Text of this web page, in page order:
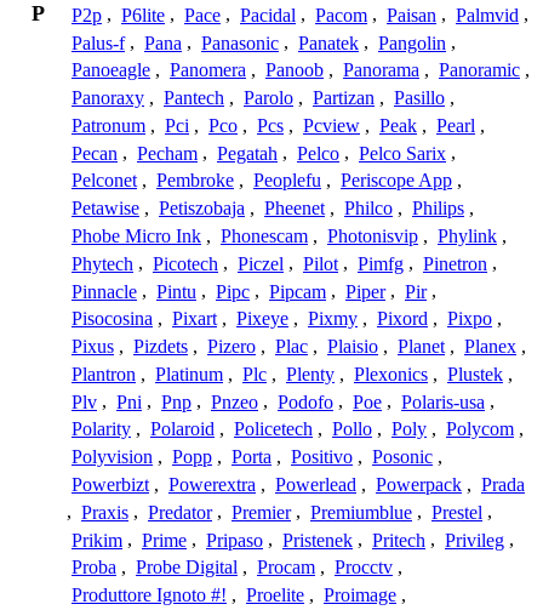
P P2p , P6lite , Pace , Pacidal , Pacom , Paisan , Palmvid ,
Palus-f , Pana , Panasonic , Panatek , Pangolin ,
Panoeagle , Panomera , Panoob , Panorama , Panoramic ,
Panoraxy , Pantech , Parolo , Partizan , Pasillo ,
Patronum , Pci , Pco , Pcs , Pcview , Peak , Pearl ,
Pecan , Pecham , Pegatah , Pelco , Pelco Sarix ,
Pelconet , Pembroke , Peoplefu , Periscope App ,
Petawise , Petiszobaja , Pheenet , Philco , Philips ,
Phobe Micro Ink , Phonescam , Photonisvip , Phylink ,
Phytech , Picotech , Piczel , Pilot , Pimfg , Pinetron ,
Pinnacle , Pintu , Pipc , Pipcam , Piper , Pir ,
Pisocosina , Pixart , Pixeye , Pixmy , Pixord , Pixpo ,
Pixus , Pizdets , Pizero , Plac , Plaisio , Planet , Planex ,
Plantron , Platinum , Plc , Plenty , Plexonics , Plustek ,
Plv , Pni , Pnp , Pnzeo , Podofo , Poe , Polaris-usa ,
Polarity , Polaroid , Policetech , Pollo , Poly , Polycom ,
Polyvision , Popp , Porta , Positivo , Posonic ,
Powerbizt , Powerextra , Powerlead , Powerpack , Prada
, Praxis , Predator , Premier , Premiumblue , Prestel ,
Prikim , Prime , Pripaso , Pristenek , Pritech , Privileg ,
Proba , Probe Digital , Procam , Procctv ,
Produttore Ignoto #! , Proelite , Proimage ,